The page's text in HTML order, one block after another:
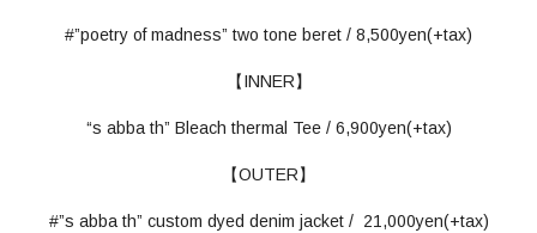
#”poetry of madness” two tone beret / 8,500yen(+tax)
【INNER】
“s abba th” Bleach thermal Tee / 6,900yen(+tax)
【OUTER】
#”s abba th” custom dyed denim jacket / 21,000yen(+tax)